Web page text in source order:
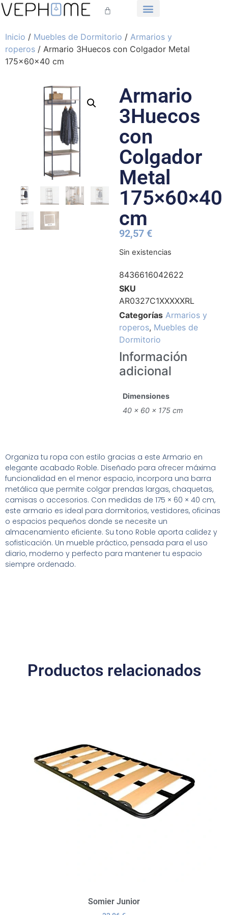
Inicio / Muebles de Dormitorio / Armarios y
roperos / Armario 3Huecos con Colgador Metal
175×60×40 cm
Armario
3Huecos
con
Colgador
Metal
175×60×40
cm
92,57 €
Sin existencias
8436616042622
SKU
AR0327C1XXXXXRL
Categorías Armarios y
roperos, Muebles de
Dormitorio
Información
adicional
Dimensiones
40 × 60 × 175 cm
Organiza tu ropa con estilo gracias a este Armario en
elegante acabado Roble. Diseñado para ofrecer máxima
funcionalidad en el menor espacio, incorpora una barra
metálica que permite colgar prendas largas, chaquetas,
camisas o accesorios. Con medidas de 175 × 60 × 40 cm,
este armario es ideal para dormitorios, vestidores, oficinas
o espacios pequeños donde se necesite un
almacenamiento eficiente. Su tono Roble aporta calidez y
sofisticación. Un mueble práctico, pensada para el uso
diario, moderno y perfecto para mantener tu espacio
siempre ordenado.
Productos relacionados
Somier Junior